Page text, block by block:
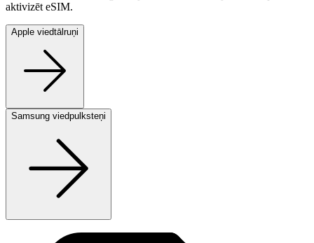
aktivizēt eSIM.
Apple viedtālruņi
Samsung viedpulksteņi